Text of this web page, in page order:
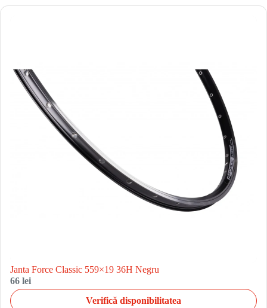
Janta Force Classic 559×19 36H Negru
66 lei
Verifică disponibilitatea